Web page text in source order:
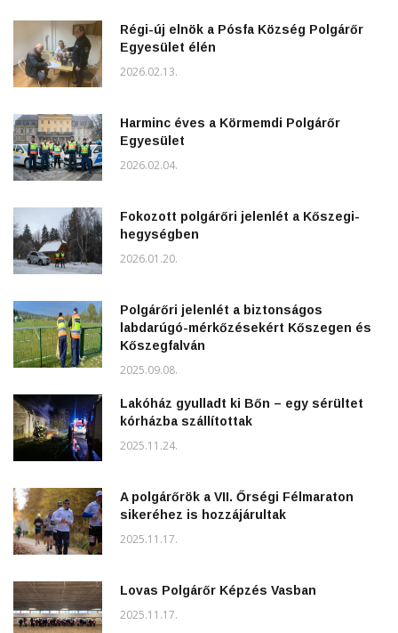
Régi-új elnök a Pósfa Község Polgárőr
Egyesület élén
2026.02.13.
Harminc éves a Körmemdi Polgárőr
Egyesület
2026.02.04.
Fokozott polgárőri jelenlét a Kőszegi-
hegységben
2026.01.20.
Polgárőri jelenlét a biztonságos
labdarúgó-mérkőzésekért Kőszegen és
Kőszegfalván
2025.09.08.
Lakóház gyulladt ki Bőn – egy sérültet
kórházba szállítottak
2025.11.24.
A polgárőrök a VII. Őrségi Félmaraton
sikeréhez is hozzájárultak
2025.11.17.
Lovas Polgárőr Képzés Vasban
2025.11.17.